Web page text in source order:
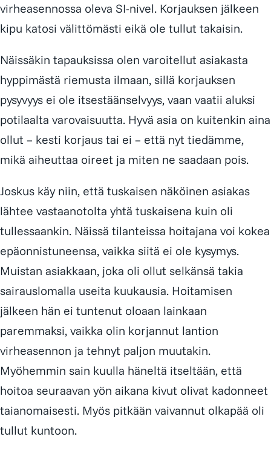
virheasennossa oleva SI-nivel. Korjauksen jälkeen
kipu katosi välittömästi eikä ole tullut takaisin.
Näissäkin tapauksissa olen varoitellut asiakasta
hyppimästä riemusta ilmaan, sillä korjauksen
pysyvyys ei ole itsestäänselvyys, vaan vaatii aluksi
potilaalta varovaisuutta. Hyvä asia on kuitenkin aina
ollut – kesti korjaus tai ei – että nyt tiedämme,
mikä aiheuttaa oireet ja miten ne saadaan pois.
Joskus käy niin, että tuskaisen näköinen asiakas
lähtee vastaanotolta yhtä tuskaisena kuin oli
tullessaankin. Näissä tilanteissa hoitajana voi kokea
epäonnistuneensa, vaikka siitä ei ole kysymys.
Muistan asiakkaan, joka oli ollut selkänsä takia
sairauslomalla useita kuukausia. Hoitamisen
jälkeen hän ei tuntenut oloaan lainkaan
paremmaksi, vaikka olin korjannut lantion
virheasennon ja tehnyt paljon muutakin.
Myöhemmin sain kuulla häneltä itseltään, että
hoitoa seuraavan yön aikana kivut olivat kadonneet
taianomaisesti. Myös pitkään vaivannut olkapää oli
tullut kuntoon.